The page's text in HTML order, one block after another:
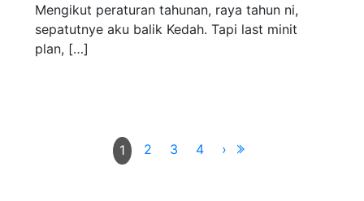
Mengikut peraturan tahunan, raya tahun ni,
sepatutnye aku balik Kedah. Tapi last minit
plan, […]
1 2 3 4 ›